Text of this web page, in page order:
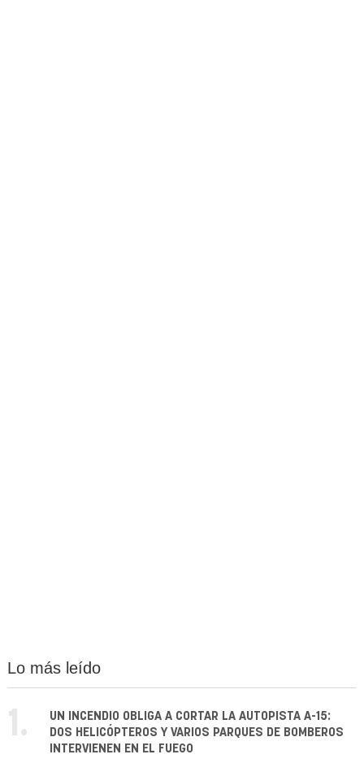
Lo más leído
1.
UN INCENDIO OBLIGA A CORTAR LA AUTOPISTA A-15:
DOS HELICÓPTEROS Y VARIOS PARQUES DE BOMBEROS
INTERVIENEN EN EL FUEGO